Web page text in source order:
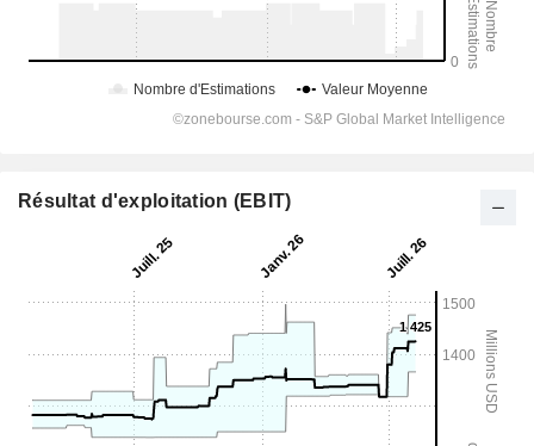
Résultat d'exploitation (EBIT)